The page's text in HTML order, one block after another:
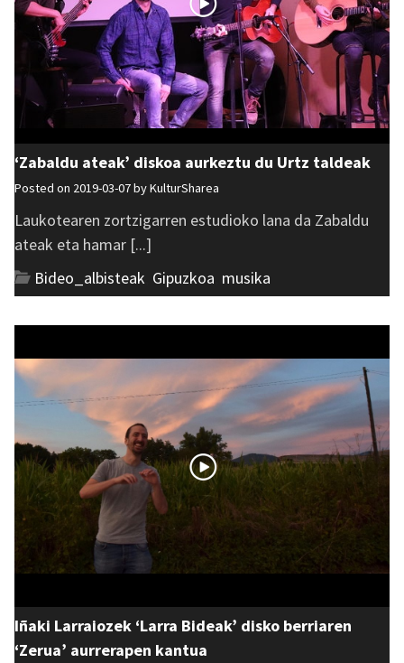
‘Zabaldu ateak’ diskoa aurkeztu du Urtz taldeak
Posted on 2019-03-07 byKulturSharea
Laukotearen zortzigarren estudioko lana da Zabaldu
ateak eta hamar [...]
Bideo_albisteak Gipuzkoa musika
Iñaki Larraiozek ‘Larra Bideak’ disko berriaren
‘Zerua’ aurrerapen kantua